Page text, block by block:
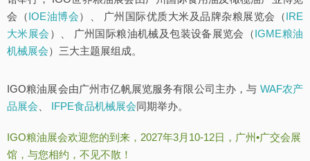
会（IOE油博会）、 广州国际优质大米及品牌杂粮展览会（IRE
大米展会 ）、 广州国际粮油机械及包装设备展览会（IGME粮油
机械展会）三大主题展组成。
IGO粮油展会由广州市亿帆展览服务有限公司主办，与 WAF农产
品展会
IFPE食品机械展会同期举办。
IGO粮油展会欢迎您的到来，2027年3月10-12日，广州•广交会展
馆，与您相约，不见不散！